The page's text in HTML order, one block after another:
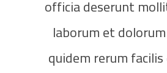
officia deserunt
laborum et
quidem rerum